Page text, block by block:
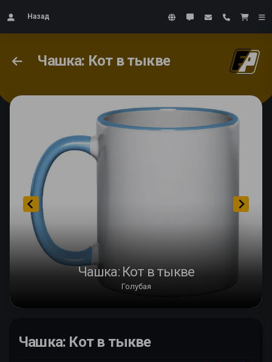
Назад
Чашка: Кот в тыкве
Чашка: Кот в тыкве
Голубая
Чашка: Кот в тыкве